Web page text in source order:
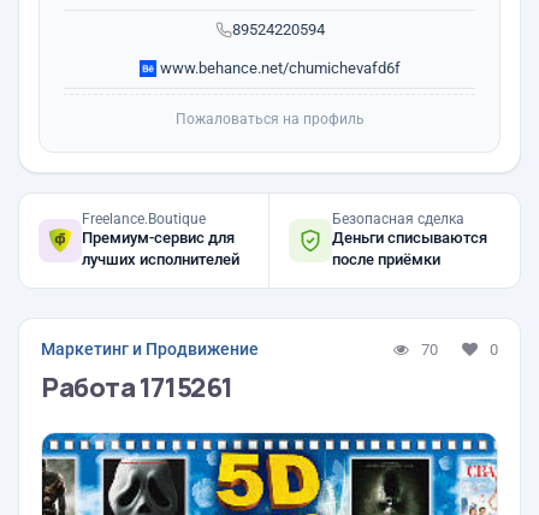
89524220594
www.behance.net/chumichevafd6f
Пожаловаться на профиль
Freelance.Boutique
Премиум-сервис для
лучших исполнителей
Безопасная сделка
Деньги списываются
после приёмки
Маркетинг и Продвижение 70 0
Работа 1715261